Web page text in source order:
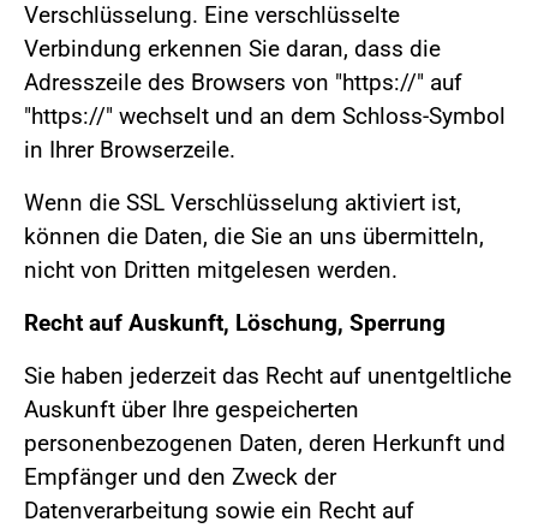
Verschlüsselung. Eine verschlüsselte
Verbindung erkennen Sie daran, dass die
Adresszeile des Browsers von "https://" auf
"https://" wechselt und an dem Schloss-Symbol
in Ihrer Browserzeile.
Wenn die SSL Verschlüsselung aktiviert ist,
können die Daten, die Sie an uns übermitteln,
nicht von Dritten mitgelesen werden.
Recht auf Auskunft, Löschung, Sperrung
Sie haben jederzeit das Recht auf unentgeltliche
Auskunft über Ihre gespeicherten
personenbezogenen Daten, deren Herkunft und
Empfänger und den Zweck der
Datenverarbeitung sowie ein Recht auf